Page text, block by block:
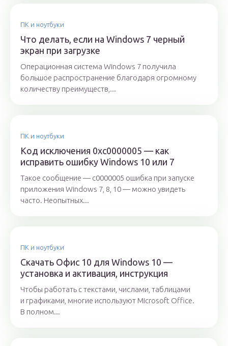
ПК и ноутбуки
Что делать, если на Windows 7 черный
экран при загрузке
Операционная система Windows 7 получила
большое распространение благодаря огромному
количеству преимуществ,...
ПК и ноутбуки
Код исключения 0xc0000005 — как
исправить ошибку Windows 10 или 7
Такое сообщение — c0000005 ошибка при запуске
приложения Windows 7, 8, 10 — можно увидеть
часто. Неопытных...
ПК и ноутбуки
Скачать Офис 10 для Windows 10 —
установка и активация, инструкция
Чтобы работать с текстами, числами, таблицами
и графиками, многие используют Microsoft Office.
В полном...